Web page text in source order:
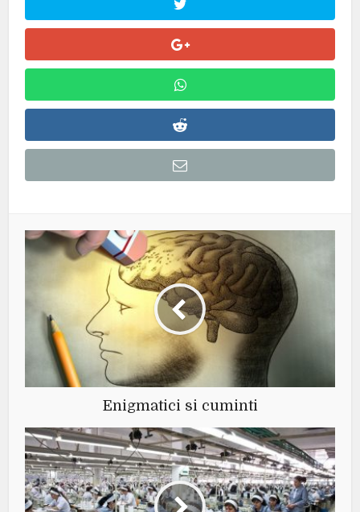
Enigmatici si cuminti